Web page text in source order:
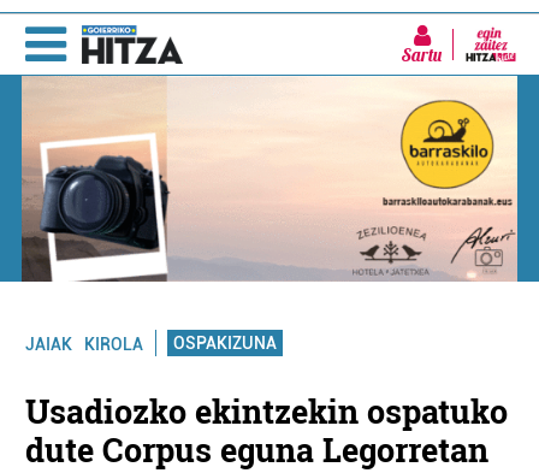
Sartu
JAIAK KIROLA OSPAKIZUNA
Usadiozko ekintzekin ospatuko
dute Corpus eguna Legorretan